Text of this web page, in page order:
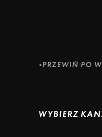
PRZEWIŃ PO
WYBIERZ